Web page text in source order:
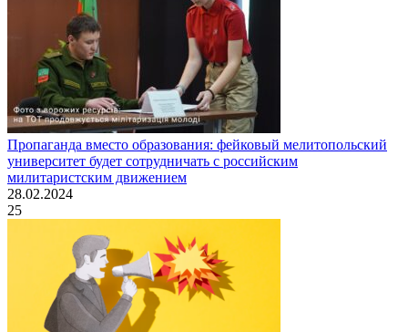
Пропаганда вместо образования: фейковый мелитопольский
университет будет сотрудничать с российским
милитаристским движением
28.02.2024
25